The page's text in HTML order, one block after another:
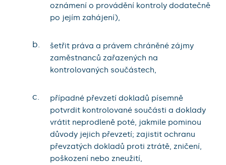
oznámení o provádění kontroly dodatečně
po jejím zahájení),
b.
šetřit práva a právem chráněné zájmy
zaměstnanců zařazených na
kontrolovaných součástech,
c.
případné převzetí dokladů písemně
potvrdit kontrolované součásti a doklady
vrátit neprodleně poté, jakmile pominou
důvody jejich převzetí; zajistit ochranu
převzatých dokladů proti ztrátě, zničení,
poškození nebo zneužití,